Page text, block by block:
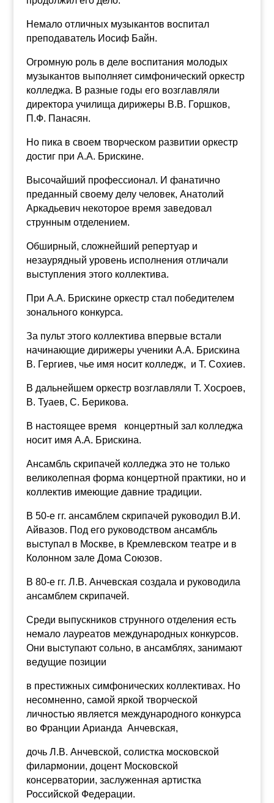
Немало отличных музыкантов воспитал
преподаватель Иосиф Байн.
Огромную роль в деле воспитания молодых
музыкантов выполняет симфонический оркестр
колледжа. В разные годы его возглавляли
директора училища дирижеры В.В. Горшков,
П.Ф. Панасян.
Но пика в своем творческом развитии оркестр
достиг при А.А. Брискине.
Высочайший профессионал. И фанатично
преданный своему делу человек, Анатолий
Аркадьевич некоторое время заведовал
струнным отделением.
Обширный, сложнейший репертуар и
незаурядный уровень исполнения отличали
выступления этого коллектива.
При А.А. Брискине оркестр стал победителем
зонального конкурса.
За пульт этого коллектива впервые встали
начинающие дирижеры ученики А.А. Брискина
В. Гергиев, чье имя носит колледж, и Т. Сохиев.
В дальнейшем оркестр возглавляли Т. Хосроев,
В. Туаев, С. Берикова.
В настоящее время концертный зал колледжа
носит имя А.А. Брискина.
Ансамбль скрипачей колледжа это не только
великолепная форма концертной практики, но и
коллектив имеющие давние традиции.
В 50-е гг. ансамблем скрипачей руководил В.И.
Айвазов. Под его руководством ансамбль
выступал в Москве, в Кремлевском театре и в
Колонном зале Дома Союзов.
В 80-е гг. Л.В. Анчевская создала и руководила
ансамблем скрипачей.
Среди выпускников струнного отделения есть
немало лауреатов международных конкурсов.
Они выступают сольно, в ансамблях, занимают
ведущие позиции
в престижных симфонических коллективах. Но
несомненно, самой яркой творческой
личностью является международного конкурса
во Франции Арианда Анчевская,
дочь Л.В. Анчевской, солистка московской
филармонии, доцент Московской
консерватории, заслуженная артистка
Российской Федерации.